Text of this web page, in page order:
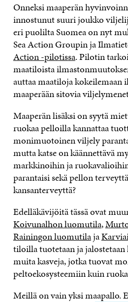
Onneksi maaperän
innostunut suuri joukko
eri puolilta Suomea on nyt
Sea Action Groupin ja
Action -pilotissa. Pilotin
maatiloista
auttaa maatiloja kokeilemaan
maaperään sitovia
Maaperän lisäksi on syytä
ruokaa pelloilla kannattaa
monimuotoinen viljely
mutta katse on käännettävä
markkinoihin ja
parantaisi sekä pellon
kansanterveyttä?
Edelläkävijöitä tässä ovat
Koivunalhon luomutila,
Rainingon luomutilaja
tiloilla tuotetaan ja jalostetaan
muita kasveja, jotka tuovat
peltoekosysteemiin kuin
Meillä on vain yksi maapallo.